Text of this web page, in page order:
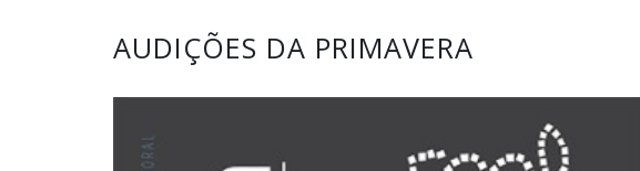
AUDIÇÕES DA PRIMAVERA